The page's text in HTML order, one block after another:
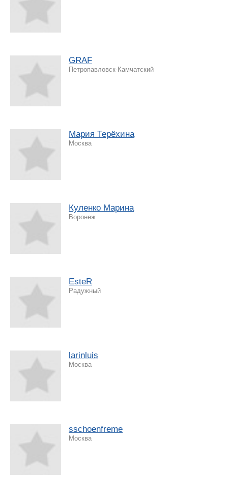
GRAF
Петропавловск-Камчатский
Мария Терёхина
Москва
Куленко Марина
Воронеж
EsteR
Радужный
larinluis
Москва
sschoenfreme
Москва